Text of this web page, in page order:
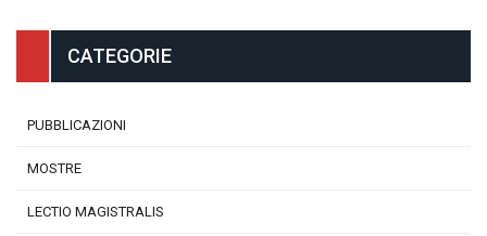
CATEGORIE
PUBBLICAZIONI
MOSTRE
LECTIO MAGISTRALIS